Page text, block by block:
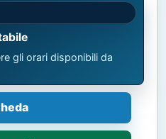
gli orari disponibili da